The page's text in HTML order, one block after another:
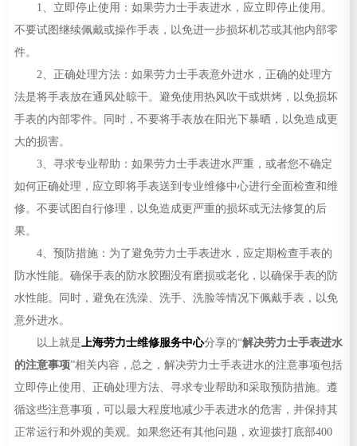
1、立即停止使用：如果劳力士手表进水，应立即停止使用。
不要试图继续佩戴或操作手表，以免进一步损坏机芯或其他内部零
件。
2、正确处理方法：如果劳力士手表意外进水，正确的处理方
法是将手表放在通风处晾干。避免使用热风吹干或烘烤，以免损坏
手表的内部零件。同时，不要将手表放在阳光下暴晒，以免造成更
大的损害。
3、寻求专业帮助：如果劳力士手表进水严重，或者您不确定
如何正确处理，应立即将手表送到专业维修中心进行全面检查和维
修。不要试图自行修理，以免造成更严重的损坏或无法修复的后
果。
4、预防措施：为了避免劳力士手表进水，应定期检查手表的
防水性能。确保手表的防水胶圈没有磨损或老化，以确保手表的防
水性能。同时，避免在洗澡、洗手、洗脸等情况下佩戴手表，以免
意外进水。
以上就是上海劳力士维修服务中心分享的“解决劳力士手表进水
的注意事项”相关内容，总之，解决劳力士手表进水的注意事项包括
立即停止使用、正确处理方法、寻求专业帮助和采取预防措施。遵
循这些注意事项，可以最大程度地减少手表进水的危害，并保持其
正常运行和外观的美观。如果您还有其他问题，欢迎拨打底部400